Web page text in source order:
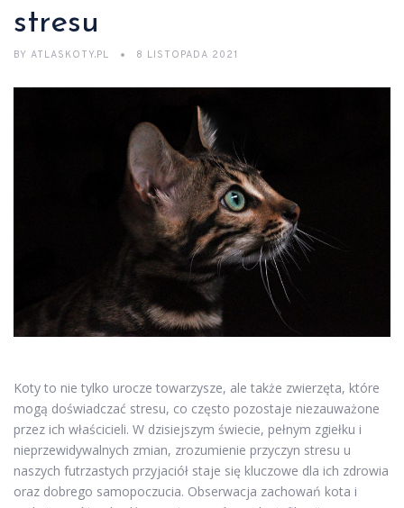
stresu
BY ATLASKOTY.PL 8 LISTOPADA 2021
Koty to nie tylko urocze towarzysze, ale także zwierzęta, które
mogą doświadczać stresu, co często pozostaje niezauważone
przez ich właścicieli. W dzisiejszym świecie, pełnym zgiełku i
nieprzewidywalnych zmian, zrozumienie przyczyn stresu u
naszych futrzastych przyjaciół staje się kluczowe dla ich zdrowia
oraz dobrego samopoczucia. Obserwacja zachowań kota i